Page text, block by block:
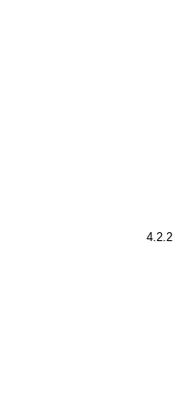
4.2.2